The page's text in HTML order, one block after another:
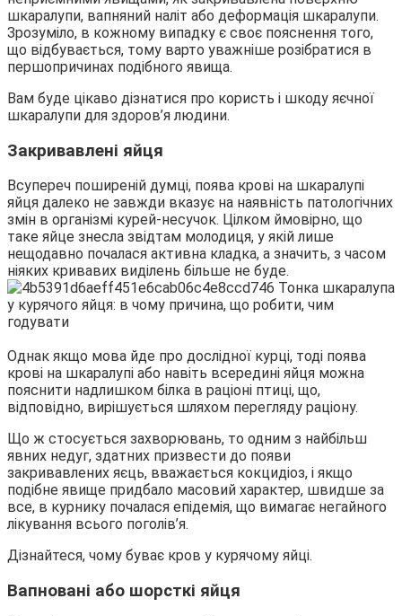
шкаралупи, вапняний наліт або деформація шкаралупи.
Зрозуміло, в кожному випадку є своє пояснення того,
що відбувається, тому варто уважніше розібратися в
першопричинах подібного явища.
Вам буде цікаво дізнатися про користь і шкоду яєчної
шкаралупи для здоров’я людини.
Закривавлені яйця
Всупереч поширеній думці, поява крові на шкаралупі
яйця далеко не завжди вказує на наявність патологічних
змін в організмі курей-несучок. Цілком ймовірно, що
таке яйце знесла звідтам молодиця, у якій лише
нещодавно почалася активна кладка, а значить, з часом
ніяких кривавих виділень більше не буде.
Однак якщо мова йде про дослідної курці, тоді поява
крові на шкаралупі або навіть всередині яйця можна
пояснити надлишком білка в раціоні птиці, що,
відповідно, вирішується шляхом перегляду раціону.
Що ж стосується захворювань, то одним з найбільш
явних недуг, здатних призвести до появи
закривавлених яєць, вважається кокцидіоз, і якщо
подібне явище придбало масовий характер, швидше за
все, в курнику почалася епідемія, що вимагає негайного
лікування всього поголів’я.
Дізнайтеся, чому буває кров у курячому яйці.
Вапновані або шорсткі яйця